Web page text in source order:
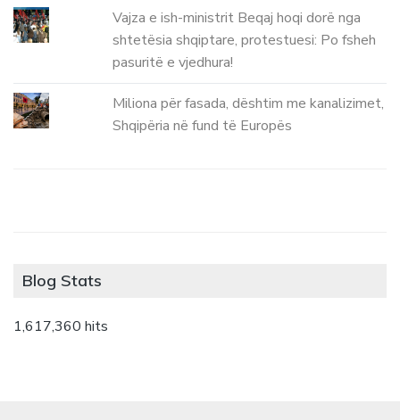
Vajza e ish-ministrit Beqaj hoqi dorë nga
shtetësia shqiptare, protestuesi: Po fsheh
pasuritë e vjedhura!
Miliona për fasada, dështim me kanalizimet,
Shqipëria në fund të Europës
Blog Stats
1,617,360 hits